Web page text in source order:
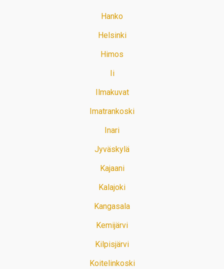
Hanko
Helsinki
Himos
Ii
Ilmakuvat
Imatrankoski
Inari
Jyväskylä
Kajaani
Kalajoki
Kangasala
Kemijärvi
Kilpisjärvi
Koitelinkoski